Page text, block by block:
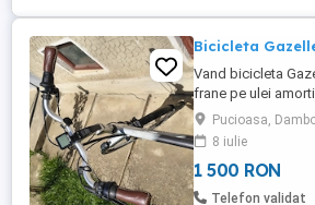
Bicicleta
Vand bicicleta
frane pe ulei
schimbator butuc
este eléctrica
am stricat, cine
cauta pe net cat
Pucioasa,
8 iulie
1 500 RON
Telefon validat